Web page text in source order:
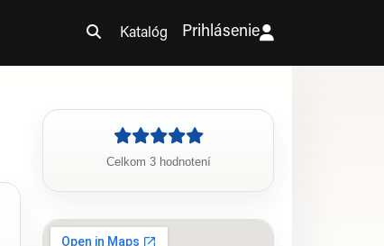
Katalóg Prihlásenie
Celkom 3 hodnotení